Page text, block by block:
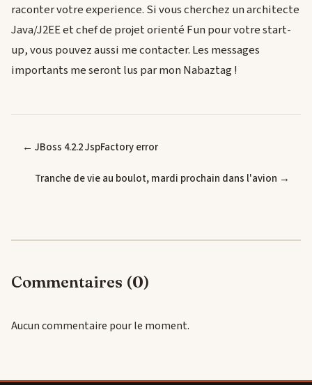
raconter votre experience. Si vous cherchez un architecte
Java/J2EE et chef de projet orienté Fun pour votre start-
up, vous pouvez aussi me contacter. Les messages
importants me seront lus par mon Nabaztag !
← JBoss 4.2.2 JspFactory error
Tranche de vie au boulot, mardi prochain dans l'avion →
Commentaires (0)
Aucun commentaire pour le moment.